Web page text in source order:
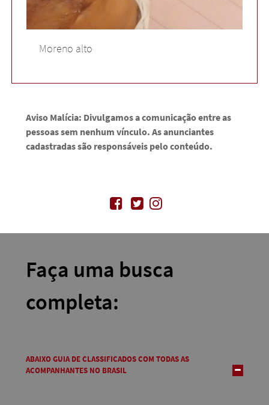
Moreno alto
Aviso Malícia: Divulgamos a comunicação entre as
pessoas sem nenhum vínculo. As anunciantes
cadastradas são responsáveis pelo conteúdo.
Faça uma busca
completa:
ABAIXO GUIA DE CLASSIFICADOS COM TODAS AS
ACOMPANHANTES NO BRASIL